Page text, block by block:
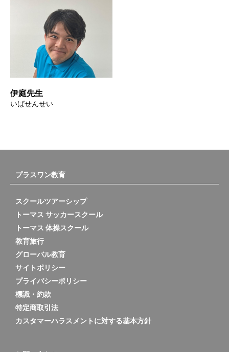
伊庭先生
いばせんせい
プラスワン教育
スクールツアーシップ
トーマス サッカースクール
トーマス 体操スクール
教育旅行
グローバル教育
サイトポリシー
プライバシーポリシー
標識・約款
特定商取引法
カスタマーハラスメントに対する基本方針